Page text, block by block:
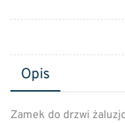
Opis
Zamek do drzwi